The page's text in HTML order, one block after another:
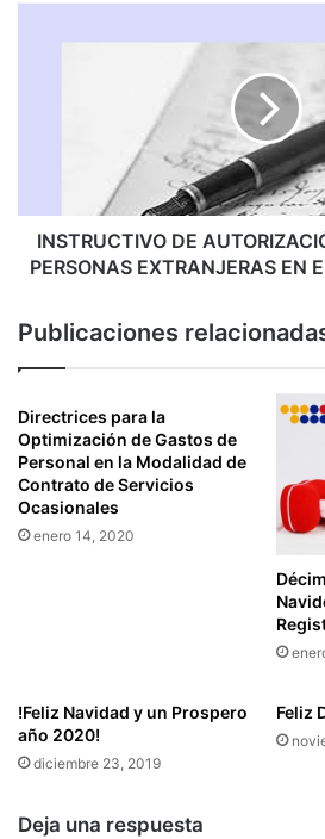
EL
SECTOR
PÚBLICO
INSTRUCTIVO DE
PERSONAS EXTRANJERAS EN
Publicaciones
Directrices para la
Optimización de Gastos de
Personal en la Modalidad de
Contrato de Servicios
Ocasionales
enero 14, 2020
!Feliz Navidad y un Prospero
año 2020!
diciembre 23, 2019
Feliz
Deja una respuesta